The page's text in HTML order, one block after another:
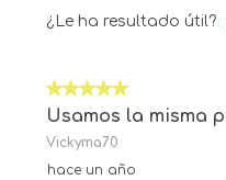
¿Le ha resultado útil?
5 de 5 estrellas.
Usamos la misma
Vickyma70
hace un año